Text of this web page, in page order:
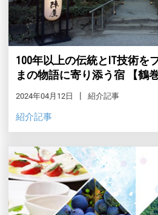
100年以上の伝統とIT技術を
まの物語に寄り添う宿 【鶴
2024年04月12日 紹介記事
紹介記事